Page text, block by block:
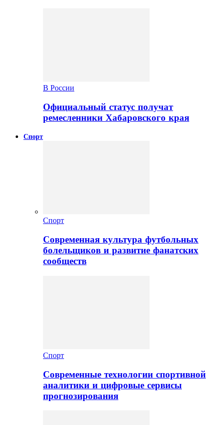
В России
Официальный статус получат
ремесленники Хабаровского края
Спорт
Спорт
Современная культура футбольных
болельщиков и развитие фанатских
сообществ
Спорт
Современные технологии спортивной
аналитики и цифровые сервисы
прогнозирования